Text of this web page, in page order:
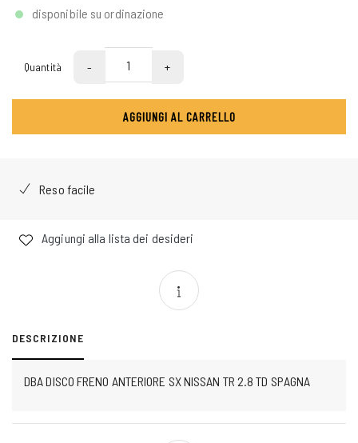
disponibile su ordinazione
Quantità - +
AGGIUNGI AL CARRELLO
Reso facile
Aggiungi alla lista dei desideri
DESCRIZIONE
DBA DISCO FRENO ANTERIORE SX NISSAN TR 2.8 TD SPAGNA